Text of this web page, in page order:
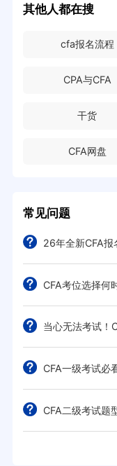
其他人都在搜
cfa报名流程
CPA与CFA
干货
CFA网盘
常见问题
26年全新CFA报
CFA考位选择何
当心无法考试！
CFA一级考试必
CFA二级考试题